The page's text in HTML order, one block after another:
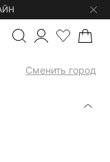
Сменить город
ЗАМШИ